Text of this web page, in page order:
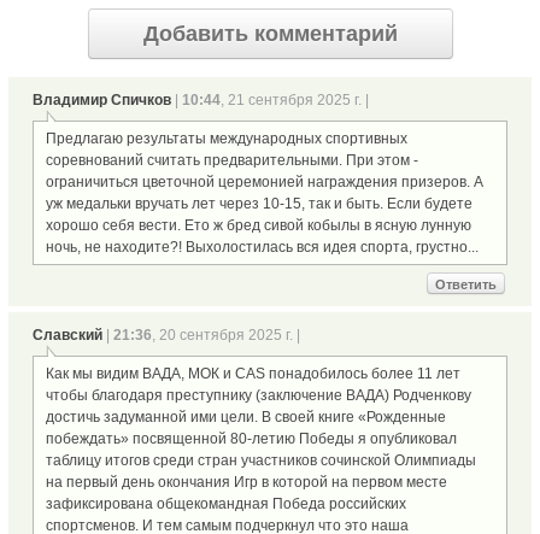
Добавить комментарий
Владимир Спичков 10:44, 21 сентября 2025 г. |
Предлагаю результаты международных спортивных
соревнований считать предварительными. При этом -
ограничиться цветочной церемонией награждения призеров. А
уж медальки вручать лет через 10-15, так и быть. Если будете
хорошо себя вести. Ето ж бред сивой кобылы в ясную лунную
ночь, не находите?! Выхолостилась вся идея спорта, грустно...
Ответить
Славский 21:36, 20 сентября 2025 г. |
Как мы видим ВАДА, МОК и СAS понадобилось более 11 лет
чтобы благодаря преступнику (заключение ВАДА) Родченкову
достичь задуманной ими цели. В своей книге «Рожденные
побеждать» посвященной 80-летию Победы я опубликовал
таблицу итогов среди стран участников сочинской Олимпиады
на первый день окончания Игр в которой на первом месте
зафиксирована общекомандная Победа российских
спортсменов. И тем самым подчеркнул что это наша